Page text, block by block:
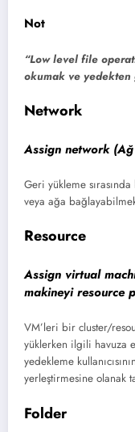
Not
“Low level file
okumak ve
Network
Assign network
Geri yükleme
veya ağa
Resource
Assign virtual
makineyi resource
VM’leri bir cluster/
yüklerken ilgili havuza
yedekleme
yerleştirmesine olanak
Folder